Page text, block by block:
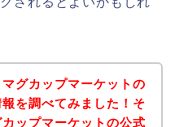
グカップマーケットの
を調べてみました！そ
ップマーケットの公式